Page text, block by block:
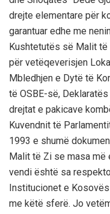
drejte elementare për
garantuar edhe me
Kushtetutës së Malit të
për vetëqeverisjen
Mbledhjen e Dytë të
të OSBE-së,
drejtat e pakicave
Kuvendnit të
1993 e shumë
Malit të Zi se masa më
vendi është sa
Institucionet e
me këtë sferë. Jo